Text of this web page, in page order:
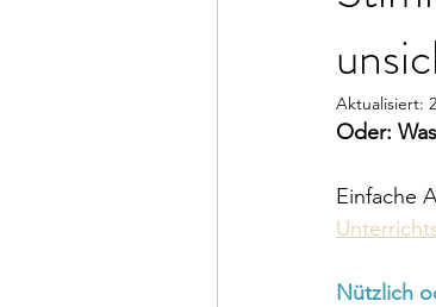
Aktualisiert:
Oder:
Einfache
Nützlich